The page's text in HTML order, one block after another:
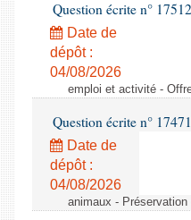
Question écrite n°
Date de
dépôt :
04/08/2026
emploi et activité -
Question écrite n°
Date de
dépôt :
04/08/2026
animaux -